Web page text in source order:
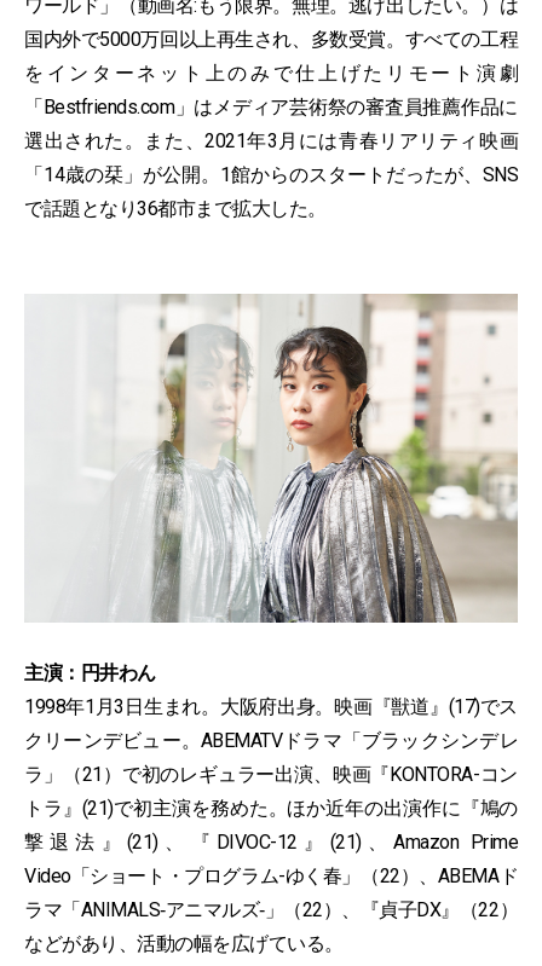
ワールド」（動画名:もう限界。無理。逃げ出したい。）は
国内外で5000万回以上再生され、多数受賞。すべての工程
をインターネット上のみで仕上げたリモート演劇
「Bestfriends.com」はメディア芸術祭の審査員推薦作品に
選出された。また、2021年3月には青春リアリティ映画
「14歳の栞」が公開。1館からのスタートだったが、SNS
で話題となり36都市まで拡大した。
主演：円井わん
1998年1月3日生まれ。大阪府出身。映画『獣道』(17)でス
クリーンデビュー。ABEMATVドラマ「ブラックシンデレ
ラ」（21）で初のレギュラー出演、映画『KONTORA-コン
トラ』(21)で初主演を務めた。ほか近年の出演作に『鳩の
撃退法』(21)、『DIVOC-12』(21)、Amazon Prime
Video「ショート・プログラム-ゆく春」（22）、ABEMAド
ラマ「ANIMALS‐アニマルズ‐」（22）、『貞子DX』（22）
などがあり、活動の幅を広げている。